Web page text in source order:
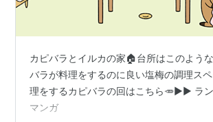
カピバラとイルカの家🏠台所はこのよう
バラが料理をするのに良い塩梅の調理ス
理をするカピバラの回はこちら🥕▶▶ ラ
マンガ